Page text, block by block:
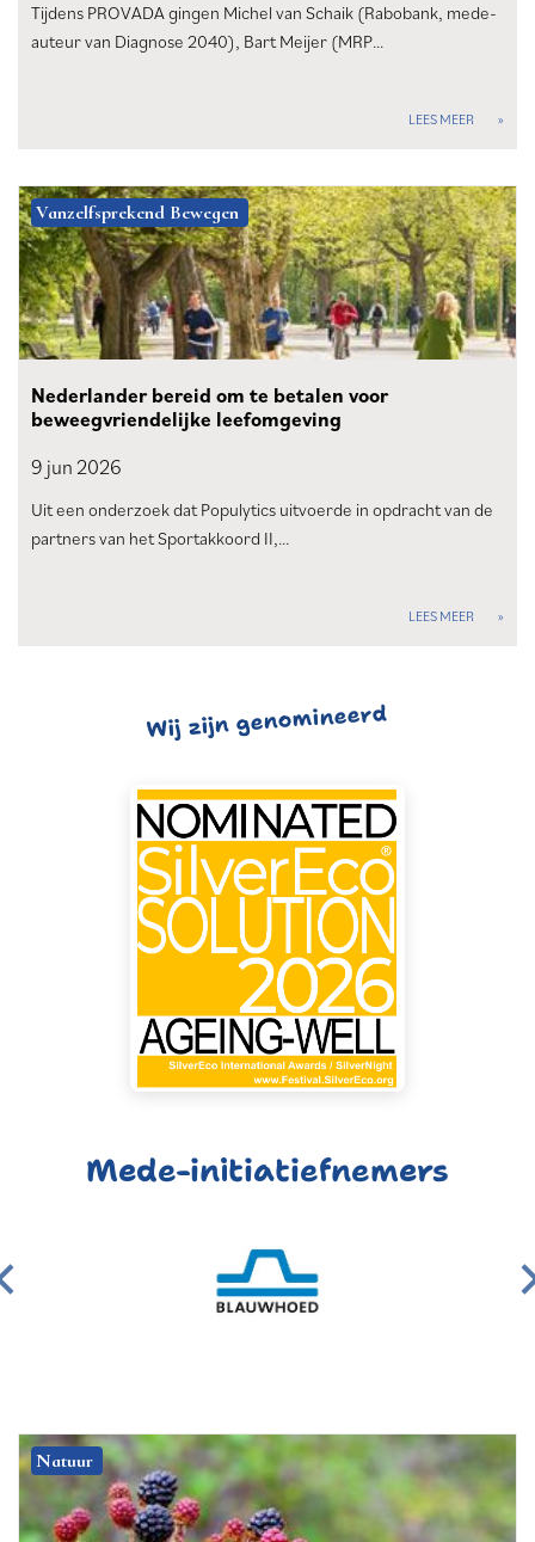
Tijdens PROVADA gingen Michel van Schaik (Rabobank, mede-
auteur van Diagnose 2040), Bart Meijer (MRP…
LEES MEER
Vanzelfsprekend Bewegen
Nederlander bereid om te betalen voor
beweegvriendelijke leefomgeving
9 jun 2026
Uit een onderzoek dat Populytics uitvoerde in opdracht van de
partners van het Sportakkoord II,…
LEES MEER
Wij zijn genomineerd
Mede-initiatiefnemers
Natuur